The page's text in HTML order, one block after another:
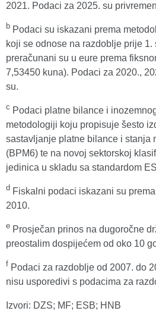
2021. Podaci za 2025. su
b Podaci su iskazani prema
koji se odnose na razdoblje prije 1.
preračunani su u eure prema
7,53450 kuna). Podaci za 2020.,
su.
c Podaci platne bilance i
metodologiji koju propisuje šesto
sastavljanje platne bilance i stanja
(BPM6) te na novoj sektorskoj
jedinica u skladu sa standardom
d Fiskalni podaci iskazani su
2010.
e Prosječan prinos na dugoročne
preostalim dospijećem od oko 10
f Podaci za razdoblje od 2007. do
nisu usporedivi s podacima za
Izvori: DZS; MF; ESB; HNB